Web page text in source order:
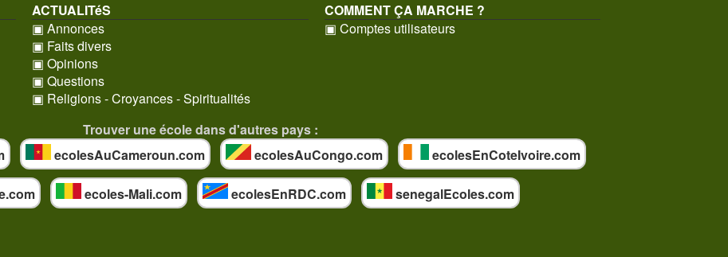
ACTUALITéS
▣ Annonces
▣ Faits divers
▣ Opinions
▣ Questions
▣ Religions - Croyances - Spiritualités
COMMENT ÇA MARCHE ?
▣ Comptes utilisateurs
Trouver une école dans d'autres pays :
ecolesAuCameroun.com ecolesAuCongo.com ecolesEnCoteIvoire.com
ecoles-Mali.com ecolesEnRDC.com senegalEcoles.com